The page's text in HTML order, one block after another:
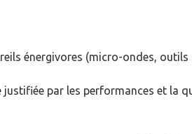
énergivores (micro-ondes, outils
par les performances et la